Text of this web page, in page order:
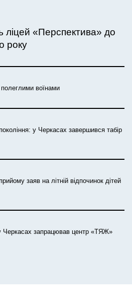
ліцей «Перспектива» до
року
воїнами
у Черкасах завершився табір
заяв на літній відпочинок дітей
Черкасах запрацював центр «ТЯЖ»